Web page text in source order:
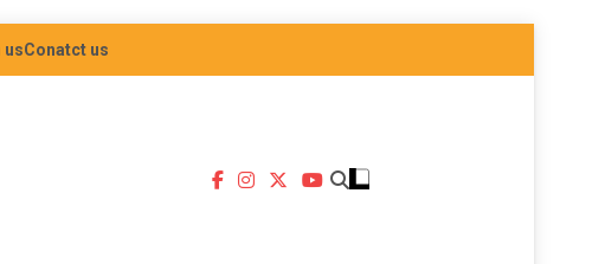
usConatct us